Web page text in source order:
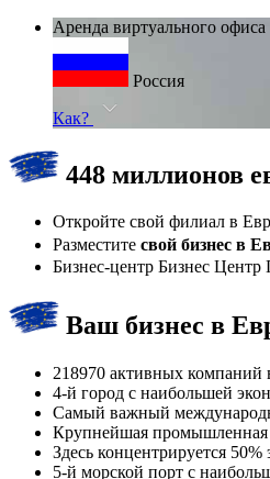
Аренда виртуального
Россия
Как?
448 миллионов
Откройте свой филиал в
Разместите свой бизнес в
Бизнес-центр Бизнес
Ваш бизнес в
218970 активных
4-й город с наибольшей
Самый важный
Крупнейшая промышленная
Здесь концентрируется
5-й морской порт с